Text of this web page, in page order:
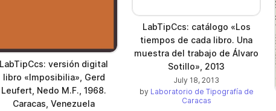
LabTipCcs: versión digital
libro «Imposibilia», Gerd
Leufert, Nedo M.F., 1968.
Caracas, Venezuela
LabTipCcs: catálogo «Los
tiempos de cada libro. Una
muestra del trabajo de Álvaro
Sotillo», 2013
July 18, 2013
by Laboratorio de Tipografía de
Caracas